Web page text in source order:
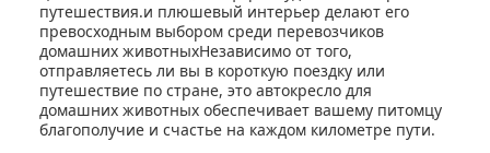
путешествия.и плюшевый интерьер делают его
превосходным выбором среди перевозчиков
домашних животныхНезависимо от того,
отправляетесь ли вы в короткую поездку или
путешествие по стране, это автокресло для
домашних животных обеспечивает вашему питомцу
благополучие и счастье на каждом километре пути.